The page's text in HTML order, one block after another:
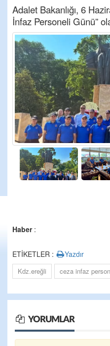
Adalet Bakanlığı, 6
İnfaz Personeli Günü”
Haber:
ETİKETLER : Yazdır
Kdz.ereğli ceza infaz
YORUMLAR